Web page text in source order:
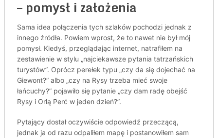
– pomysł i założenia
Sama idea połączenia tych szlaków pochodzi jednak z
innego źródła. Powiem wprost, że to nawet nie był mój
pomysł. Kiedyś, przeglądając internet, natrafiłem na
zestawienie w stylu „najciekawsze pytania tatrzańskich
turystów”. Oprócz perełek typu „czy da się dojechać na
Giewont?” albo „czy na Rysy trzeba mieć swoje
łańcuchy?” pojawiło się pytanie „czy dam radę obejść
Rysy i Orlą Perć w jeden dzień?”.
Pytający dostał oczywiście odpowiedź przeczącą,
jednak ja od razu odpaliłem mapę i postanowiłem sam